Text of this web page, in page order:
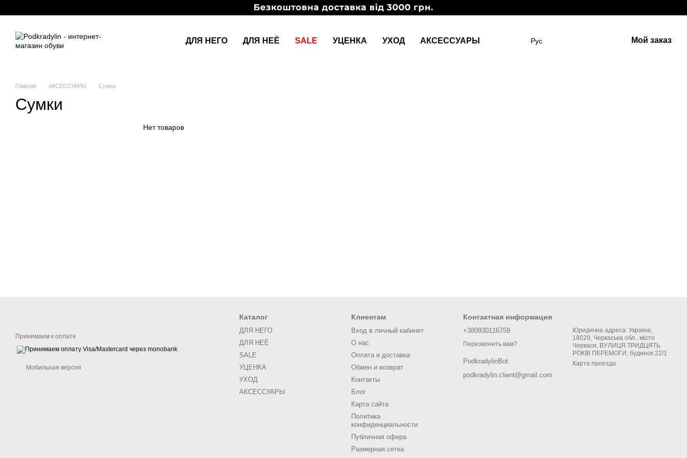
ДЛЯ НЕГО ДЛЯ НЕЁ SALE УЦЕНКА УХОД АКСЕССУАРЫ Рус Мой заказ
Главная АКСЕССУАРЫ Сумки
Сумки
Нет товаров
Принимаем к оплате
Мобильная версия
Каталог
ДЛЯ НЕГО
ДЛЯ НЕЁ
SALE
УЦЕНКА
УХОД
АКСЕССУАРЫ
Клиентам
Вход в личный кабинет
О нас
Оплата и доставка
Обмен и возврат
Контакты
Блог
Карта сайта
Политика
конфиденциальности
Публичная офера
Размерная сетка
Контактная информация
+380930116759
Перезвонить вам?
PodkradylinBot
podkradylin.client@gmail.com
Юридична адреса: Україна,
18029, Черкаська обл., місто
Черкаси, ВУЛИЦЯ ТРИДЦЯТЬ
РОКІВ ПЕРЕМОГИ, будинок 22/1
Карта проезда